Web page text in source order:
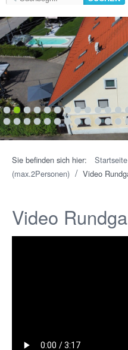
1 2 3 4 5 6 7 8 9101112
262728293031323334 3536 37
Sie befinden sich hier: Startseite
(max.2Personen) / Video
Video